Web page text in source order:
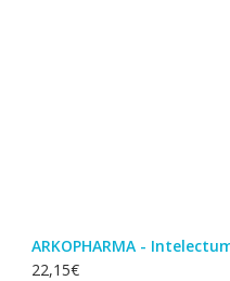
ARKOPHARMA -
22,15€